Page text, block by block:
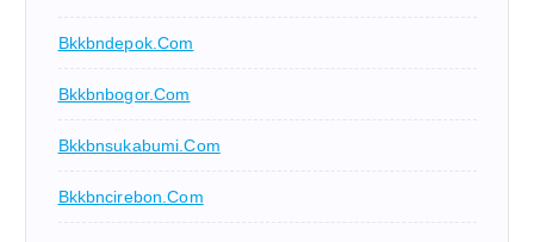
Bkkbndepok.com
Bkkbnbogor.com
Bkkbnsukabumi.com
Bkkbncirebon.com